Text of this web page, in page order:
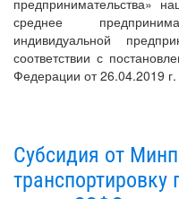
предпринимательства»
среднее
индивидуальной
соответствии с
Федерации от 26.04.2019
Субсидия от